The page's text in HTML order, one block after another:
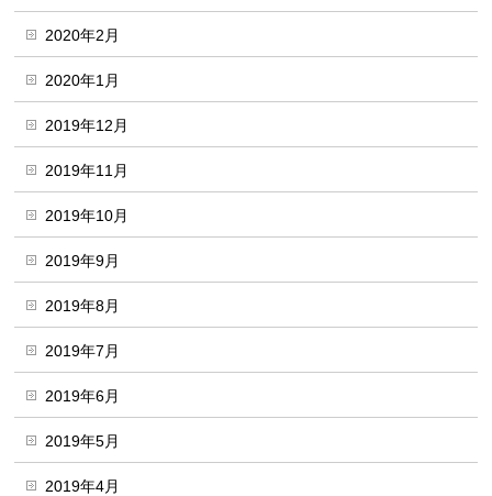
2020年2月
2020年1月
2019年12月
2019年11月
2019年10月
2019年9月
2019年8月
2019年7月
2019年6月
2019年5月
2019年4月